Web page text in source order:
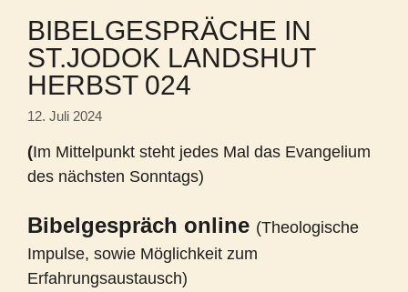
BIBELGESPRÄCHE IN
ST.JODOK LANDSHUT
HERBST 024
12. Juli 2024
(Im Mittelpunkt steht jedes Mal das Evangelium
des nächsten Sonntags)
Bibelgespräch online (Theologische
Impulse, sowie Möglichkeit zum
Erfahrungsaustausch)